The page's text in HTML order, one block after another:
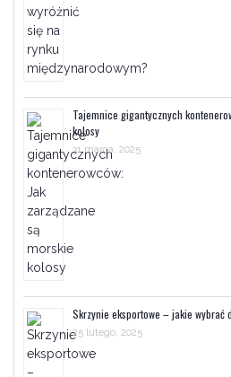
Tajemnice gigantycznych
kolosy
31 marca, 2025
Skrzynie eksportowe – jakie wybrać
25 lutego, 2025